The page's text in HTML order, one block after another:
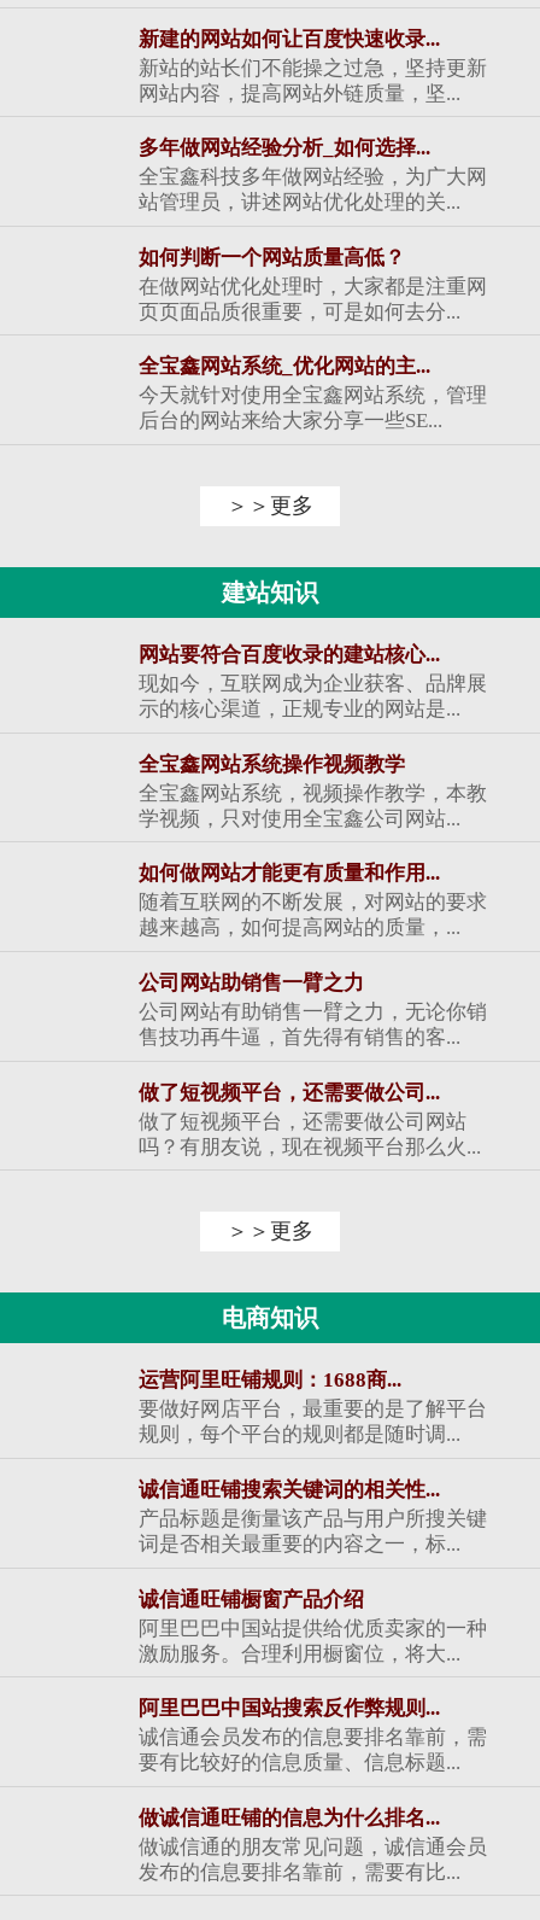
新建的网站如何让百度快速收录...
新站的站长们不能操之过急，坚持更新
网站内容，提高网站外链质量，坚...
多年做网站经验分析_如何选择...
全宝鑫科技多年做网站经验，为广大网
站管理员，讲述网站优化处理的关...
如何判断一个网站质量高低？
在做网站优化处理时，大家都是注重网
页页面品质很重要，可是如何去分...
全宝鑫网站系统_优化网站的主...
今天就针对使用全宝鑫网站系统，管理
后台的网站来给大家分享一些SE...
＞＞更多
建站知识
网站要符合百度收录的建站核心...
现如今，互联网成为企业获客、品牌展
示的核心渠道，正规专业的网站是...
全宝鑫网站系统操作视频教学
全宝鑫网站系统，视频操作教学，本教
学视频，只对使用全宝鑫公司网站...
如何做网站才能更有质量和作用...
随着互联网的不断发展，对网站的要求
越来越高，如何提高网站的质量，...
公司网站助销售一臂之力
公司网站有助销售一臂之力，无论你销
售技功再牛逼，首先得有销售的客...
做了短视频平台，还需要做公司...
做了短视频平台，还需要做公司网站
吗？有朋友说，现在视频平台那么火...
＞＞更多
电商知识
运营阿里旺铺规则：1688商...
要做好网店平台，最重要的是了解平台
规则，每个平台的规则都是随时调...
诚信通旺铺搜索关键词的相关性...
产品标题是衡量该产品与用户所搜关键
词是否相关最重要的内容之一，标...
诚信通旺铺橱窗产品介绍
阿里巴巴中国站提供给优质卖家的一种
激励服务。合理利用橱窗位，将大...
阿里巴巴中国站搜索反作弊规则...
诚信通会员发布的信息要排名靠前，需
要有比较好的信息质量、信息标题...
做诚信通旺铺的信息为什么排名...
做诚信通的朋友常见问题，诚信通会员
发布的信息要排名靠前，需要有比...